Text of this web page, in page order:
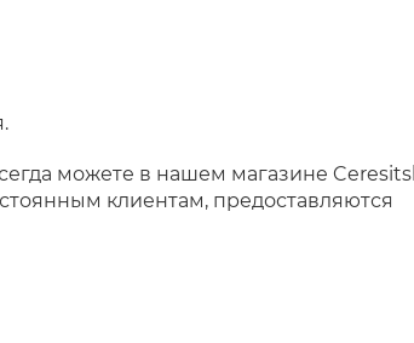
можете в нашем магазине
клиентам, предоставляются